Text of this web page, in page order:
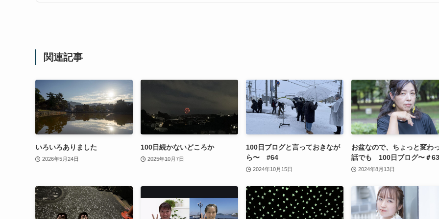
関連記事
いろいろありました
2026年5月24日
100日続かないどころか
2025年10月7日
100日ブログと言っておきなが
ら〜 #64
2024年10月15日
お盆なので、ちょっと変わ
話でも 100日ブログ〜＃63
2024年8月13日